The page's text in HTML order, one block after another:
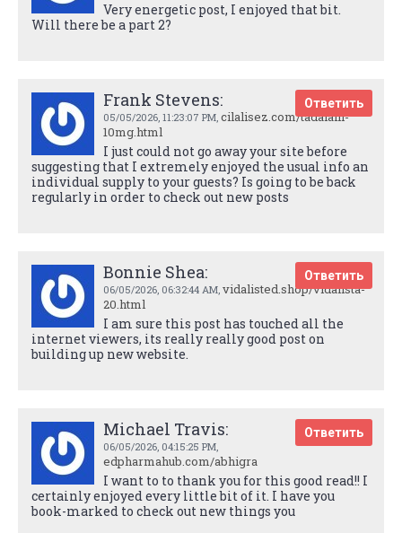
Very energetic post, I enjoyed that bit.
Will there be a part 2?
Frank Stevens:
05/05/2026, 11:23:07 PM, cilalisez.com/tadalafil-
10mg.html
Ответить
I just could not go away your site before
suggesting that I extremely enjoyed the usual info an
individual supply to your guests? Is going to be back
regularly in order to check out new posts
Bonnie Shea:
06/05/2026, 06:32:44 AM, vidalisted.shop/vidalista-
20.html
Ответить
I am sure this post has touched all the
internet viewers, its really really good post on
building up new website.
Michael Travis:
06/05/2026, 04:15:25 PM,
edpharmahub.com/abhigra
Ответить
I want to to thank you for this good read!! I
certainly enjoyed every little bit of it. I have you
book-marked to check out new things you